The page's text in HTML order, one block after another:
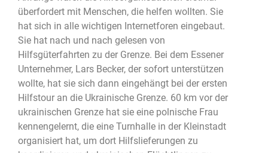
überfordert mit Menschen, die helfen wollten. Sie
hat sich in alle wichtigen Internetforen eingebaut.
Sie hat nach und nach gelesen von
Hilfsgüterfahrten zu der Grenze. Bei dem Essener
Unternehmer, Lars Becker, der sofort unterstützen
wollte, hat sie sich dann eingehängt bei der ersten
Hilfstour an die Ukrainische Grenze. 60 km vor der
ukrainischen Grenze hat sie eine polnische Frau
kennengelernt, die eine Turnhalle in der Kleinstadt
organisiert hat, um dort Hilfslieferungen zu